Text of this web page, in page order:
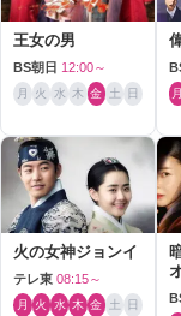
王女の男
BS朝日 12:00～
月 火 水 木 金 土 日 月
火の女神ジョンイ
テレ東 08:15～
月 火 水 木 金 土 日